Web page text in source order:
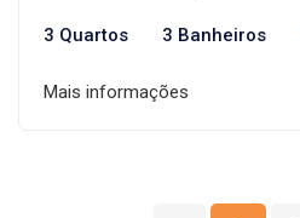
3 Quartos 3 Banheiros
Mais informações